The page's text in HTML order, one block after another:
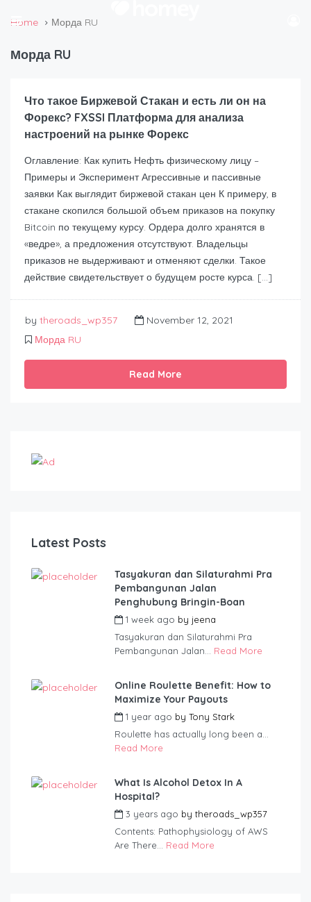
Home Морда RU
Морда RU
Что такое Биржевой Стакан и есть ли он на
Форекс? FXSSI Платформа для анализа
настроений на рынке Форекс
Оглавление: Как купить Нефть физическому лицу –
Примеры и Эксперимент Агрессивные и пассивные
заявки Как выглядит биржевой стакан цен К примеру, в
стакане скопился большой объем приказов на покупку
Bitcoin по текущему курсу. Ордера долго хранятся в
«ведре», а предложения отсутствуют. Владельцы
приказов не выдерживают и отменяют сделки. Такое
действие свидетельствует о будущем росте курса. […]
by theroads_wp357
November 12, 2021
Морда RU
Read More
Latest Posts
Tasyakuran dan Silaturahmi Pra
Pembangunan Jalan
Penghubung Bringin-Boan
1 week ago by jeena
Tasyakuran dan Silaturahmi Pra
Pembangunan Jalan... Read More
Online Roulette Benefit: How to
Maximize Your Payouts
1 year ago by Tony Stark
Roulette has actually long been a...
Read More
What Is Alcohol Detox In A
Hospital?
3 years ago by theroads_wp357
Contents: Pathophysiology of AWS
Are There... Read More